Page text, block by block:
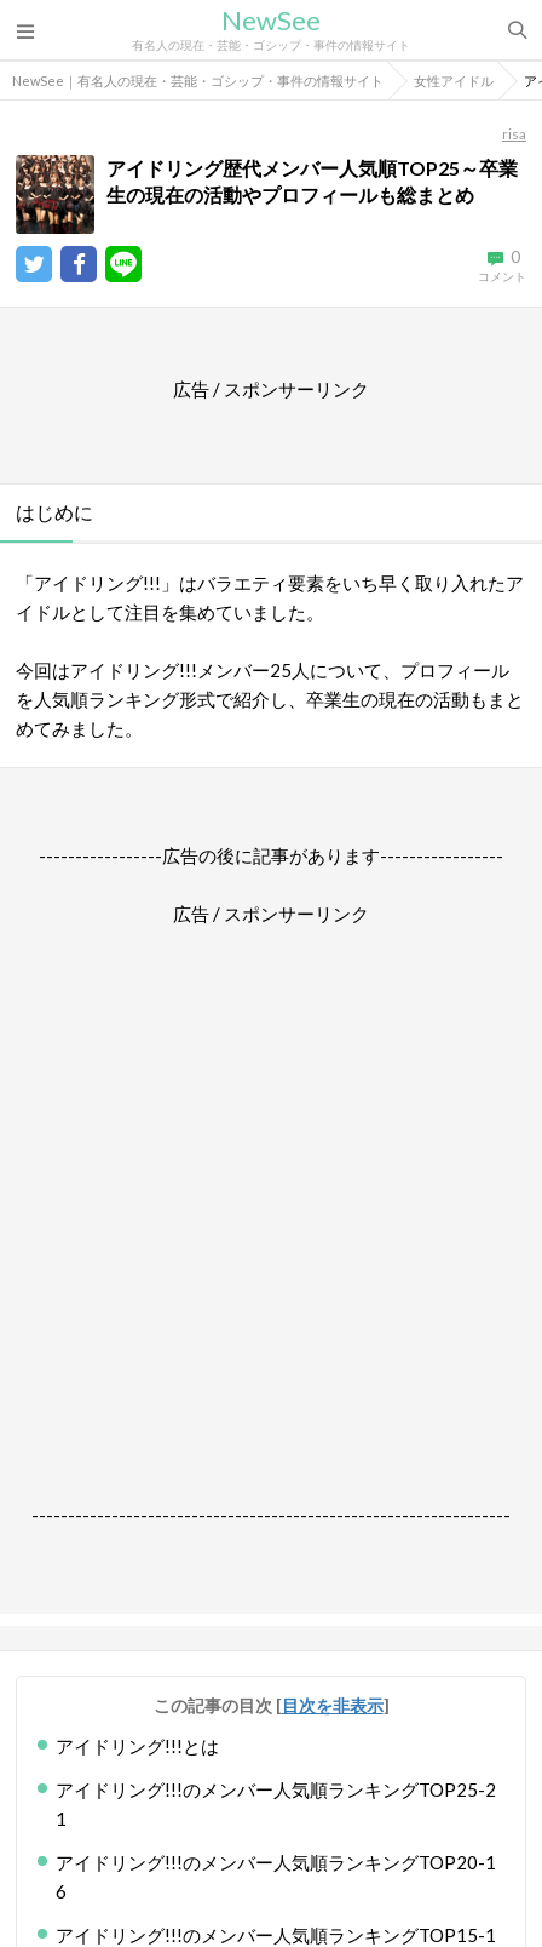
NewSee
有名人の現在・芸能・ゴシップ・事件の情報サイト
NewSee｜有名人の現在・芸能・ゴシップ・事件の情報サイト 女性アイドル ア
risa
アイドリング歴代メンバー人気順TOP25～卒業
生の現在の活動やプロフィールも総まとめ
0
コメント
広告 / スポンサーリンク
はじめに
「アイドリング!!!」はバラエティ要素をいち早く取り入れたア
イドルとして注目を集めていました。
今回はアイドリング!!!メンバー25人について、プロフィール
を人気順ランキング形式で紹介し、卒業生の現在の活動もまと
めてみました。
-----------------広告の後に記事があります-----------------
広告 / スポンサーリンク
------------------------------------------------------------------
この記事の目次 [目次を非表示]
アイドリング!!!とは
アイドリング!!!のメンバー人気順ランキングTOP25-2
1
アイドリング!!!のメンバー人気順ランキングTOP20-1
6
アイドリング!!!のメンバー人気順ランキングTOP15-1